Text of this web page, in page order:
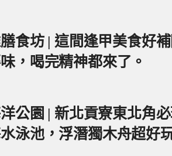
食坊 | 這間逢甲美食好
，喝完精神都來了。
公園 | 新北貢寮東北角
泳池，浮潛獨木舟超好